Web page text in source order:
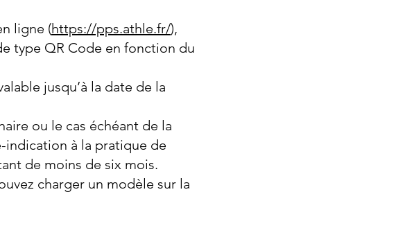
ligne (https://pps.athle.fr/),
type QR Code en fonction du
jusqu’à la date de la
ou le cas échéant de la
indication à la pratique de
de moins de six mois.
charger un modèle sur la